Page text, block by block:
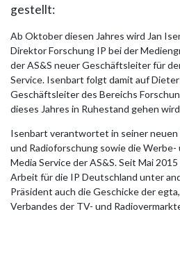
gestellt:
Ab Oktober diesen Jahres wird Jan
Direktor Forschung IP bei der
der AS&S neuer Geschäftsleiter für
Service. Isenbart folgt damit auf
Geschäftsleiter des Bereichs
dieses Jahres in Ruhestand gehen
Isenbart verantwortet in seiner neuen
und Radioforschung sowie die
Media Service der AS&S. Seit Mai
Arbeit für die IP Deutschland unter
Präsident auch die Geschicke der
Verbandes der TV- und